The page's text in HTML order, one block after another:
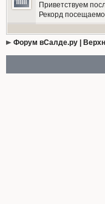
Приветствуем
Рекорд
Форум вСалде.ру |